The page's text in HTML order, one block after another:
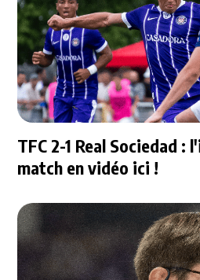
TFC 2-1 Real Sociedad
match en vidéo ici !